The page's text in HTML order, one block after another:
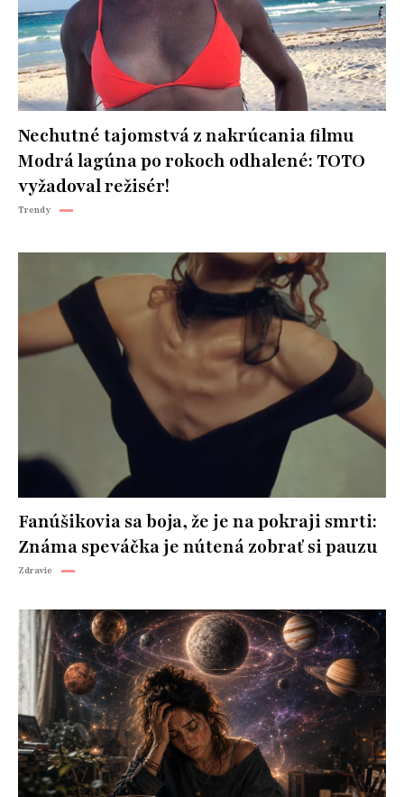
Nechutné tajomstvá z nakrúcania filmu
Modrá lagúna po rokoch odhalené: TOTO
vyžadoval režisér!
Trendy
Fanúšikovia sa boja, že je na pokraji smrti:
Známa speváčka je nútená zobrať si pauzu
Zdravie